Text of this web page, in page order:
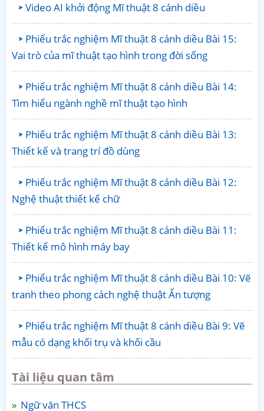
Video AI khởi động Mĩ thuật 8 cánh diều
Phiếu trắc nghiệm Mĩ thuật 8 cánh diều Bài 15:
Vai trò của mĩ thuật tạo hình trong đời sống
Phiếu trắc nghiệm Mĩ thuật 8 cánh diều Bài 14:
Tìm hiểu ngành nghề mĩ thuật tạo hình
Phiếu trắc nghiệm Mĩ thuật 8 cánh diều Bài 13:
Thiết kế và trang trí đồ dùng
Phiếu trắc nghiệm Mĩ thuật 8 cánh diều Bài 12:
Nghệ thuật thiết kế chữ
Phiếu trắc nghiệm Mĩ thuật 8 cánh diều Bài 11:
Thiết kế mô hình máy bay
Phiếu trắc nghiệm Mĩ thuật 8 cánh diều Bài 10: Vẽ
tranh theo phong cách nghệ thuật Ấn tượng
Phiếu trắc nghiệm Mĩ thuật 8 cánh diều Bài 9: Vẽ
mẫu có dạng khối trụ và khối cầu
Tài liệu quan tâm
Ngữ văn THCS